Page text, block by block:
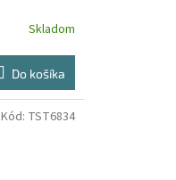
Skladom
Do košíka
Kód: TST6834